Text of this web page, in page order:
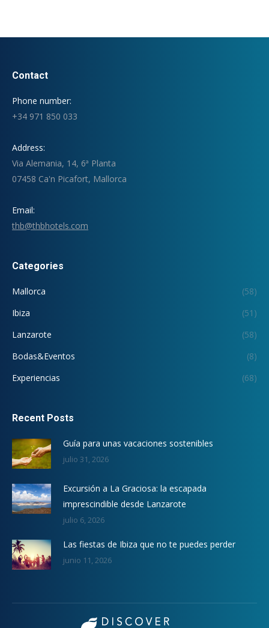
Contact
Phone number:
+34 971 850 033
Address:
Via Alemania, 14, 6ª Planta
07458 Ca'n Picafort, Mallorca
Email:
thb@thbhotels.com
Categories
Mallorca
(58)
Ibiza
(51)
Lanzarote
(58)
Bodas&Eventos
(8)
Experiencias
(68)
Recent Posts
Guía para unas vacaciones sostenibles
julio 31, 2026
Excursión a La Graciosa: la escapada
imprescindible desde Lanzarote
julio 6, 2026
Las fiestas de Ibiza que no te puedes perder
junio 11, 2026